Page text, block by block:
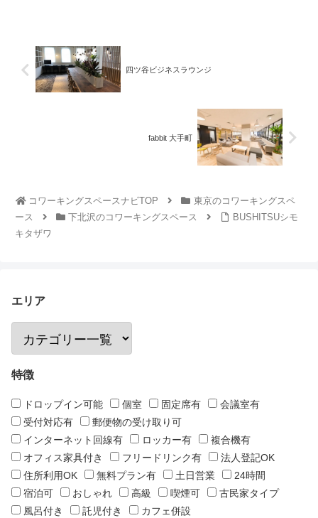
四ツ谷ビジネスラウンジ
fabbit 大手町
コワーキングスペースナビTOP
東京のコワーキングスペ
ース
下北沢のコワーキングスペース
BUSHITSUシモ
キタザワ
エリア
特徴
ドロップイン可能 個室 固定席有
会議室有
受付対応有
郵便物の受け取り可
インターネット回線有
ロッカー有
複合機有
オフィス家具付き
フリードリンク有
法人登記OK
住所利用OK
無料プラン有 土日営業
24時間
宿泊可
おしゃれ 高級 喫煙可
古民家タイプ
風呂付き
託児付き カフェ併設